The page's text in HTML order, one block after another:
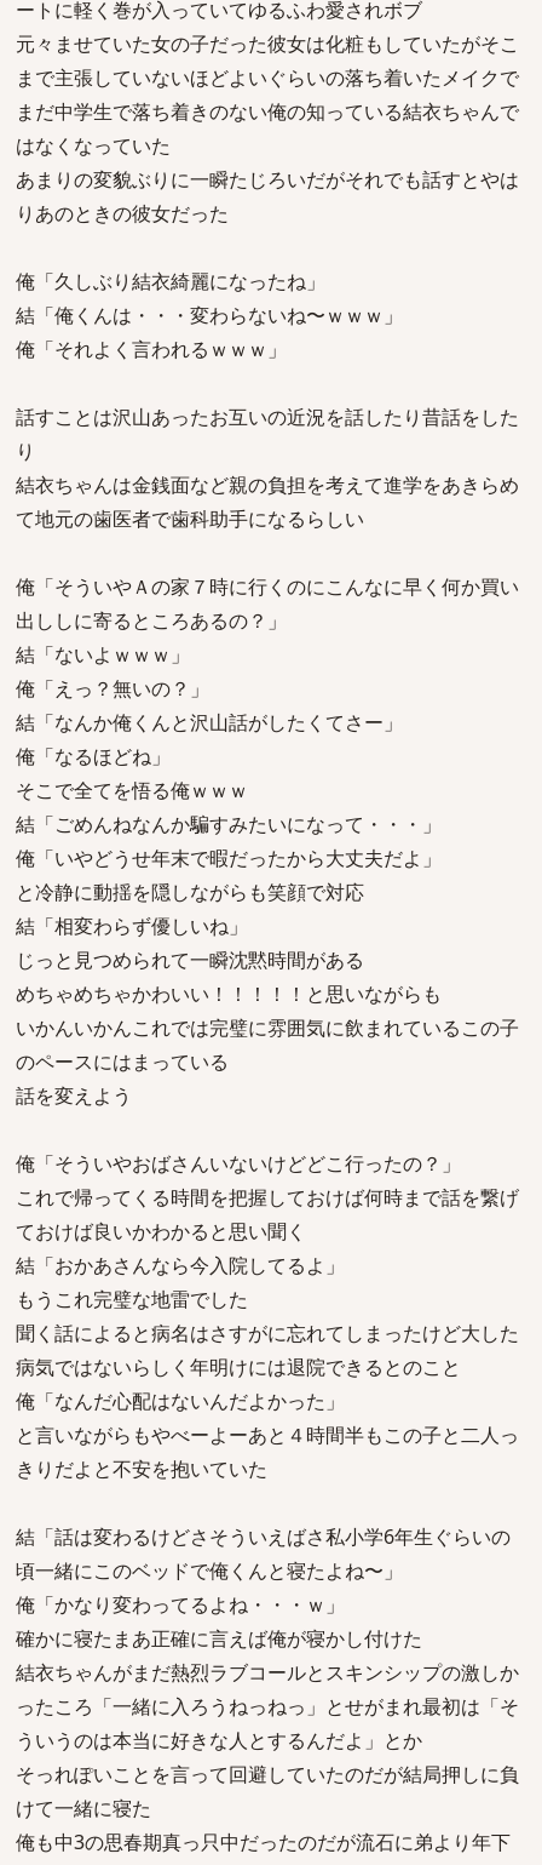
ートに軽く巻が入っていてゆるふわ愛されボブ
元々ませていた女の子だった彼女は化粧もしていたがそこ
まで主張していないほどよいぐらいの落ち着いたメイクで
まだ中学生で落ち着きのない俺の知っている結衣ちゃんで
はなくなっていた
あまりの変貌ぶりに一瞬たじろいだがそれでも話すとやは
りあのときの彼女だった
俺「久しぶり結衣綺麗になったね」
結「俺くんは・・・変わらないね〜ｗｗｗ」
俺「それよく言われるｗｗｗ」
話すことは沢山あったお互いの近況を話したり昔話をした
り
結衣ちゃんは金銭面など親の負担を考えて進学をあきらめ
て地元の歯医者で歯科助手になるらしい
俺「そういやＡの家７時に行くのにこんなに早く何か買い
出ししに寄るところあるの？」
結「ないよｗｗｗ」
俺「えっ？無いの？」
結「なんか俺くんと沢山話がしたくてさー」
俺「なるほどね」
そこで全てを悟る俺ｗｗｗ
結「ごめんねなんか騙すみたいになって・・・」
俺「いやどうせ年末で暇だったから大丈夫だよ」
と冷静に動揺を隠しながらも笑顔で対応
結「相変わらず優しいね」
じっと見つめられて一瞬沈黙時間がある
めちゃめちゃかわいい！！！！！と思いながらも
いかんいかんこれでは完璧に雰囲気に飲まれているこの子
のペースにはまっている
話を変えよう
俺「そういやおばさんいないけどどこ行ったの？」
これで帰ってくる時間を把握しておけば何時まで話を繋げ
ておけば良いかわかると思い聞く
結「おかあさんなら今入院してるよ」
もうこれ完璧な地雷でした
聞く話によると病名はさすがに忘れてしまったけど大した
病気ではないらしく年明けには退院できるとのこと
俺「なんだ心配はないんだよかった」
と言いながらもやべーよーあと４時間半もこの子と二人っ
きりだよと不安を抱いていた
結「話は変わるけどさそういえばさ私小学6年生ぐらいの
頃一緒にこのベッドで俺くんと寝たよね〜」
俺「かなり変わってるよね・・・ｗ」
確かに寝たまあ正確に言えば俺が寝かし付けた
結衣ちゃんがまだ熱烈ラブコールとスキンシップの激しか
ったころ「一緒に入ろうねっねっ」とせがまれ最初は「そ
ういうのは本当に好きな人とするんだよ」とか
そっれぽいことを言って回避していたのだが結局押しに負
けて一緒に寝た
俺も中3の思春期真っ只中だったのだが流石に弟より年下